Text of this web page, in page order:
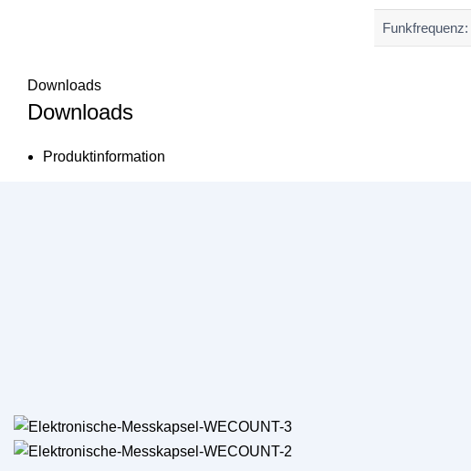
Funkfrequenz:
Downloads
Downloads
Produktinformation